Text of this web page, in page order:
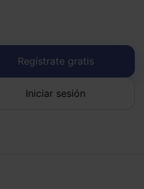
Regístrate gratis
Iniciar sesión